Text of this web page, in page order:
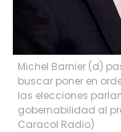
Michel Barnier (d)
buscar poner en
las elecciones
gobernabilidad al
Caracol Radio)